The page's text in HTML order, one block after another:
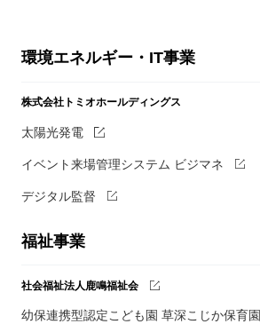
環境エネルギー・IT事業
株式会社トミオホールディングス
太陽光発電
イベント来場管理システム ビジマネ
デジタル監督
福祉事業
社会福祉法人鹿鳴福祉会
幼保連携型認定こども園 草深こじか保育園